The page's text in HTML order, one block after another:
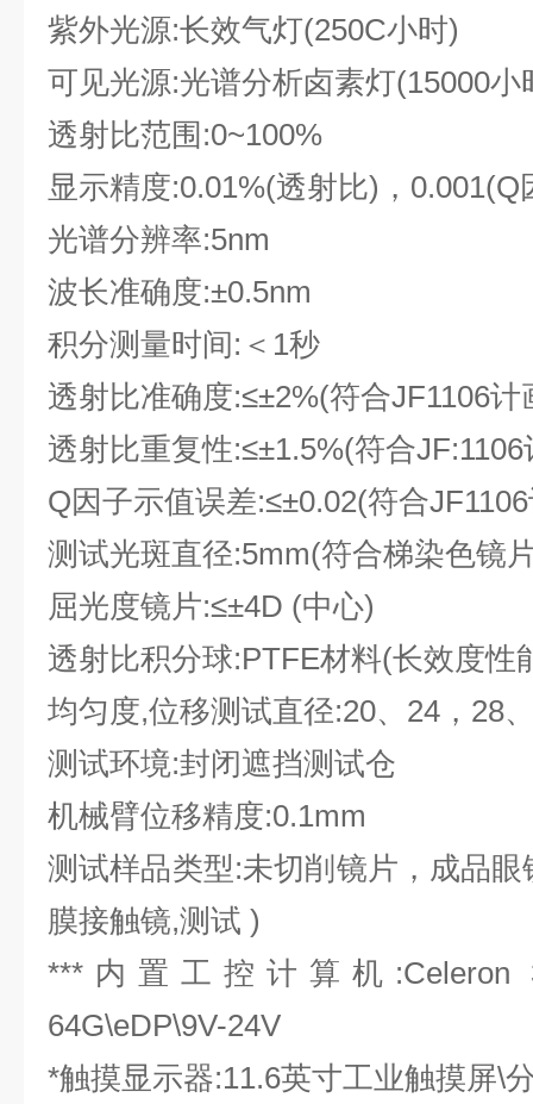
紫外光源:长效气灯(250C小时)
可见光源:光谱分析卤素灯(15000小
透射比范围:0~100%
显示精度:0.01%(透射比)，
光谱分辨率:5nm
波长准确度:±0.5nm
积分测量时间:＜ 1秒
透射比准确度:≤±2%(符合JF1106
透射比重复性:≤±1.5%(符合
Q因子示值误差:≤±0.02(符合
测试光斑直径:5mm(符合梯染色镜
屈光度镜片:≤±4D (中心)
透射比积分球:PTFE材料(长效度性
均匀度,位移测试直径:20、24，28
测试环境:封闭遮挡测试仓
机械臂位移精度:0.1mm
测试样品类型:未切削镜片，成品
膜接触镜,测试 )
***内置工控计算机:Celeron
64G\eDP\9V-24V
*触摸显示器:11.6英寸工业触摸屏\